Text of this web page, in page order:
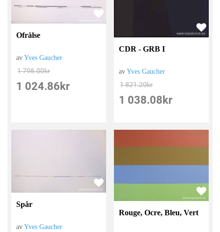
Ofrälse
avYves Gaucher
1 798.00kr
1 024.86 kr
CDR - GRB I
avYves Gaucher
1 821.20kr
1 038.08 kr
Spår
avYves Gaucher
Rouge, Ocre, Bleu, Vert